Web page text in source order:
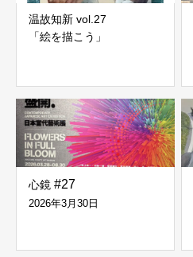
温故知新 vol.27
「絵を描こう」
心鏡 #27
2026年3月30日